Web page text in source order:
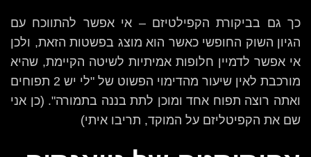
כך גם בביקורת הקפילטיזם – אי אפשר להתווכח עם
הגיון השוק החופשי כאשר הוא מוצג בפשטות הזאת, ולכן
אי אפשר לדמיין חלופות אמיתיות לשיטה הקיימת, שהיא
מורכבת לאין שיעור מהדימוי הפשוט של "לי יש 2 תפוחים
ואתה רוצה תפוח אחד ומוכן לתת בננה בתמורה". (כן אני
שם את הקפיטליזם על המוקד, תריבו איתי)